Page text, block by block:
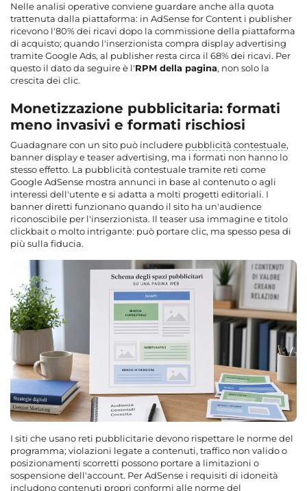
Nelle analisi operative conviene guardare anche alla quota
trattenuta dalla piattaforma: in AdSense for Content i publisher
ricevono l'80% dei ricavi dopo la commissione della piattaforma
di acquisto; quando l'inserzionista compra display advertising
tramite Google Ads, al publisher resta circa il 68% dei ricavi. Per
questo il dato da seguire è l'RPM della pagina, non solo la
crescita dei clic.
Monetizzazione pubblicitaria: formati
meno invasivi e formati rischiosi
Guadagnare con un sito può includere pubblicità contestuale,
banner display e teaser advertising, ma i formati non hanno lo
stesso effetto. La pubblicità contestuale tramite reti come
Google AdSense mostra annunci in base al contenuto o agli
interessi dell'utente e si adatta a molti progetti editoriali. I
banner diretti funzionano quando il sito ha un'audience
riconoscibile per l'inserzionista. Il teaser usa immagine e titolo
clickbait o molto intrigante: può portare clic, ma spesso pesa di
più sulla fiducia.
I siti che usano reti pubblicitarie devono rispettare le norme del
programma; violazioni legate a contenuti, traffico non valido o
posizionamenti scorretti possono portare a limitazioni o
sospensione dell'account. Per AdSense i requisiti di idoneità
includono contenuti propri conformi alle norme del